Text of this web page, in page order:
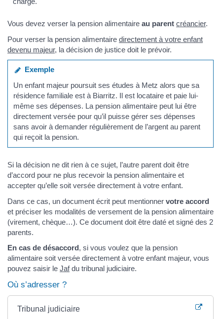
Vous devez verser la pension alimentaire au parent créancier.
Pour verser la pension alimentaire directement à votre enfant
devenu majeur, la décision de justice doit le prévoir.
Exemple
Un enfant majeur poursuit ses études à Metz alors que sa
résidence familiale est à Biarritz. Il est locataire et paie lui-
même ses dépenses. La pension alimentaire peut lui être
directement versée pour qu’il puisse gérer ses dépenses
sans avoir à demander régulièrement de l’argent au parent
qui reçoit la pension.
Si la décision ne dit rien à ce sujet, l’autre parent doit être
d’accord pour ne plus recevoir la pension alimentaire et
accepter qu’elle soit versée directement à votre enfant.
Dans ce cas, un document écrit peut mentionner votre accord
et préciser les modalités de versement de la pension alimentaire
(virement, chèque…). Ce document doit être daté et signé des 2
parents.
En cas de désaccord, si vous voulez que la pension
alimentaire soit versée directement à votre enfant majeur, vous
pouvez saisir le Jafdu tribunal judiciaire.
Où s’adresser ?
Tribunal judiciaire